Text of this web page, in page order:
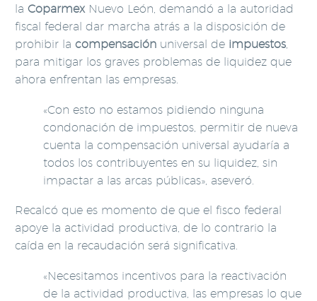
la CoparmexNuevo León, demandó a la autoridad
fiscal federal dar marcha atrás a la disposición de
prohibir la compensación universal de impuestos,
para mitigar los graves problemas de liquidez que
ahora enfrentan las empresas.
«Con esto no estamos pidiendo ninguna
condonación de impuestos, permitir de nueva
cuenta la compensación universal ayudaría a
todos los contribuyentes en su liquidez, sin
impactar a las arcas públicas», aseveró.
Recalcó que es momento de que el fisco federal
apoye la actividad productiva, de lo contrario la
caída en la recaudación será significativa.
«Necesitamos incentivos para la reactivación
de la actividad productiva, las empresas lo que